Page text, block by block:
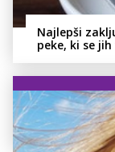
Najlepši
peke, ki se jih